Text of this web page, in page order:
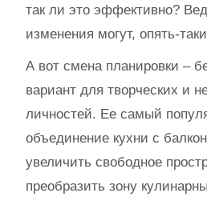
так ли это эффективно?
изменения могут, опять-
А вот смена планировки –
вариант для творческих и
личностей. Ее самый
объединение кухни с
увеличить свободное
преобразить зону